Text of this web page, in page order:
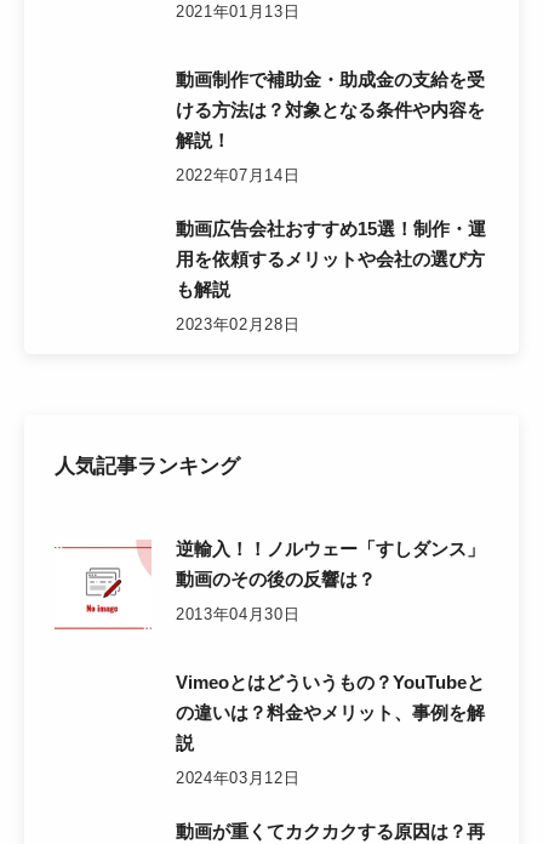
2021年01月13日
動画制作で補助金・助成金の支給を受
ける方法は？対象となる条件や内容を
解説！
2022年07月14日
動画広告会社おすすめ15選！制作・運
用を依頼するメリットや会社の選び方
も解説
2023年02月28日
人気記事ランキング
逆輸入！！ノルウェー「すしダンス」
動画のその後の反響は？
2013年04月30日
Vimeoとはどういうもの？YouTubeと
の違いは？料金やメリット、事例を解
説
2024年03月12日
動画が重くてカクカクする原因は？再